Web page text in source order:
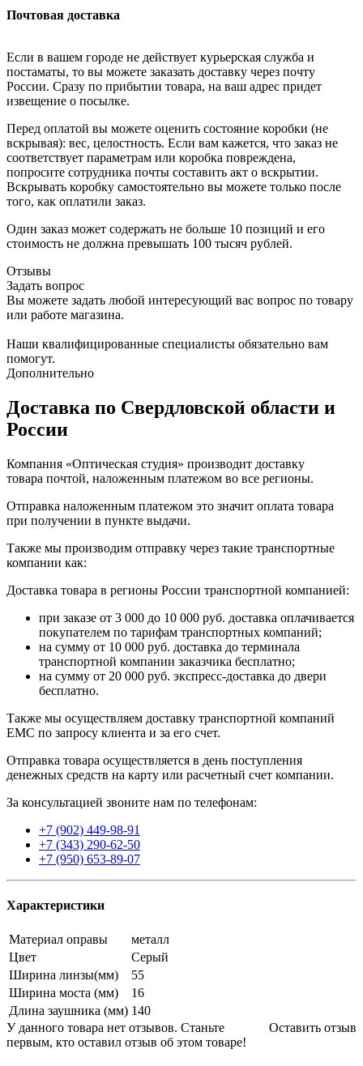
Почтовая доставка
Если в вашем городе не действует курьерская служба и
постаматы, то вы можете заказать доставку через почту
России. Сразу по прибытии товара, на ваш адрес придет
извещение о посылке.
Перед оплатой вы можете оценить состояние коробки (не
вскрывая): вес, целостность. Если вам кажется, что заказ не
соответствует параметрам или коробка повреждена,
попросите сотрудника почты составить акт о вскрытии.
Вскрывать коробку самостоятельно вы можете только после
того, как оплатили заказ.
Один заказ может содержать не больше 10 позиций и его
стоимость не должна превышать 100 тысяч рублей.
Отзывы
Задать вопрос
Вы можете задать любой интересующий вас вопрос по товару
или работе магазина.
Наши квалифицированные специалисты обязательно вам
помогут.
Дополнительно
Доставка по Свердловской области и
России
Компания «Оптическая студия» производит доставку
товара почтой, наложенным платежом во все регионы.
Отправка наложенным платежом это значит оплата товара
при получении в пункте выдачи.
Также мы производим отправку через такие транспортные
компании как:
Доставка товара в регионы России транспортной компанией:
при заказе от 3 000 до 10 000 руб. доставка оплачивается
покупателем по тарифам транспортных компаний;
на сумму от 10 000 руб. доставка до терминала
транспортной компании заказчика бесплатно;
на сумму от 20 000 руб. экспресс-доставка до двери
бесплатно.
Также мы осуществляем доставку транспортной компаний
EMC по запросу клиента и за его счет.
Отправка товара осуществляется в день поступления
денежных средств на карту или расчетный счет компании.
За консультацией звоните нам по телефонам:
+7 (902) 449-98-91
+7 (343) 290-62-50
+7 (950) 653-89-07
Характеристики
Материал оправы
металл
Цвет
Серый
Ширина линзы(мм)
55
Ширина моста (мм)
16
Длина заушника (мм) 140
Оставить отзыв
У данного товара нет отзывов. Станьте
первым, кто оставил отзыв об этом товаре!